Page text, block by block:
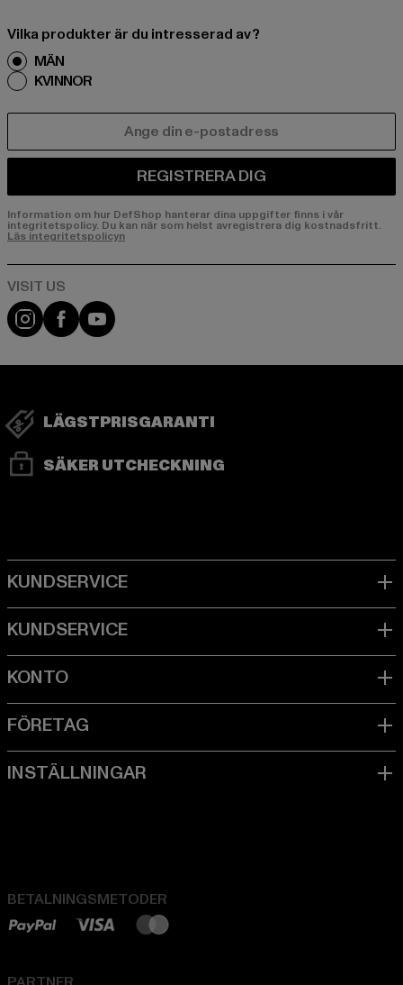
Vilka produkter är du intresserad av?
MÄN
KVINNOR
REGISTRERA DIG
Information om hur DefShop hanterar dina uppgifter finns i vår
integritetspolicy. Du kan när som helst avregistrera dig kostnadsfritt.
Läs integritetspolicyn
Visit our Instagram page:
Visit our Facebook page:
Visit our YouTube channel:
LÄGSTPRISGARANTI
SÄKER UTCHECKNING
BETALNINGSMETODER